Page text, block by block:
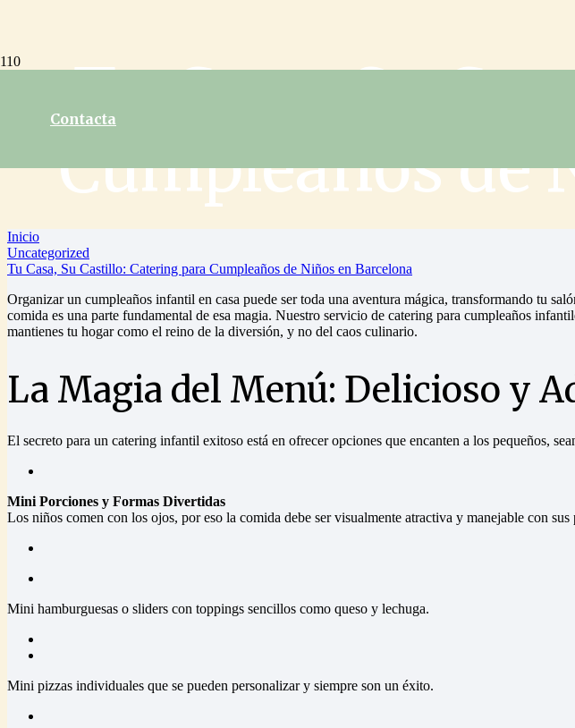
Contacta
Tu Casa, Su
Cumpleaños de
Inicio
Uncategorized
Tu Casa, Su Castillo: Catering para Cumpleaños de Niños en Barcelona
Organizar un cumpleaños infantil en casa puede ser toda una aventura mágica, transformando tu
comida es una parte fundamental de esa magia. Nuestro servicio de catering para cumpleaños
mantienes tu hogar como el reino de la diversión, y no del caos culinario.
La Magia del Menú: Delicioso y
El secreto para un catering infantil exitoso está en ofrecer opciones que encanten a los pequeños,
Mini Porciones y Formas Divertidas
Los niños comen con los ojos, por eso la comida debe ser visualmente atractiva y manejable con sus
Mini hamburguesas o sliders con toppings sencillos como queso y lechuga.
Mini pizzas individuales que se pueden personalizar y siempre son un éxito.